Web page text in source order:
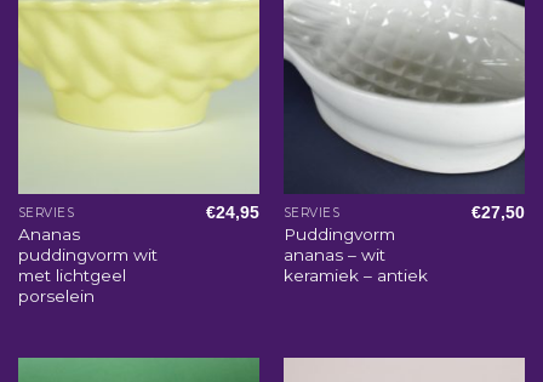
SERVIES
Ananas
puddingvorm wit
met lichtgeel
porselein
€24,95 SERVIES
Puddingvorm
ananas – wit
keramiek – antiek
€27,50